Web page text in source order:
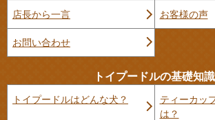
店長から一言 お客様の声
お問い合わせ
トイプードルの基礎知識
トイプードルはどんな犬？
ティーカッ
は？